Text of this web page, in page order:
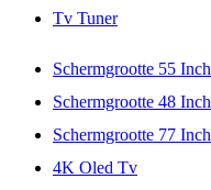
Tv Tuner
Schermgrootte 55 Inch
Schermgrootte 48 Inch
Schermgrootte 77 Inch
4K Oled Tv